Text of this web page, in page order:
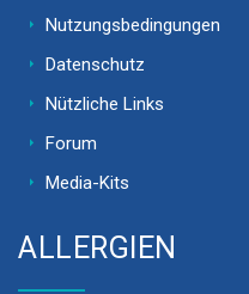
Nutzungsbedingungen
Datenschutz
Nützliche Links
Forum
Media-Kits
ALLERGIEN